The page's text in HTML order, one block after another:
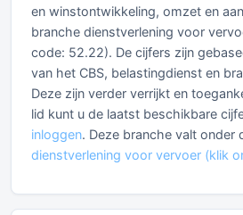
en winstontwikkeling, omzet en
branche dienstverlening voor
code: 52.22). De cijfers zijn
van het CBS, belastingdienst en
Deze zijn verder verrijkt en
lid kunt u de laatst beschikbare
inloggen. Deze branche valt onder
dienstverlening voor vervoer (klik